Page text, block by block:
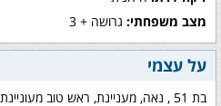
מצב משפחתי: גרושה + 3
על עצמי
בת 51 , נאה, מעניינת, ראש טוב מעוניינת בקשר רציני